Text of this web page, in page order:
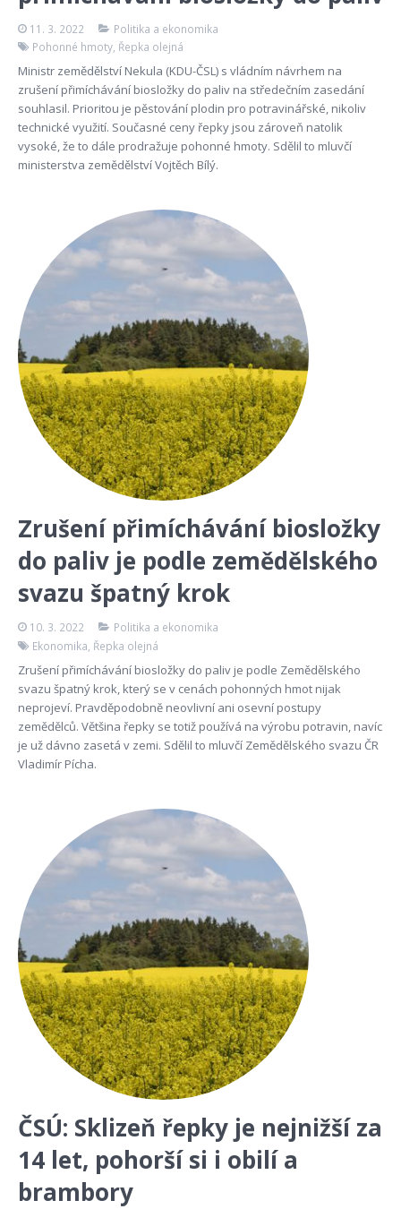
11. 3. 2022
Politika a ekonomika
Pohonné hmoty, Řepka olejná
Ministr zemědělství Nekula (KDU-ČSL) s vládním návrhem na
zrušení přimíchávání biosložky do paliv na středečním zasedání
souhlasil. Prioritou je pěstování plodin pro potravinářské, nikoliv
technické využití. Současné ceny řepky jsou zároveň natolik
vysoké, že to dále prodražuje pohonné hmoty. Sdělil to mluvčí
ministerstva zemědělství Vojtěch Bílý.
Zrušení přimíchávání biosložky
do paliv je podle zemědělského
svazu špatný krok
10. 3. 2022
Politika a ekonomika
Ekonomika Řepka olejná
Zrušení přimíchávání biosložky do paliv je podle Zemědělského
svazu špatný krok, který se v cenách pohonných hmot nijak
neprojeví. Pravděpodobně neovlivní ani osevní postupy
zemědělců. Většina řepky se totiž používá na výrobu potravin, navíc
je už dávno zasetá v zemi. Sdělil to mluvčí Zemědělského svazu ČR
Vladimír Pícha.
ČSÚ: Sklizeň řepky je nejnižší za
14 let, pohorší si i obilí a
brambory